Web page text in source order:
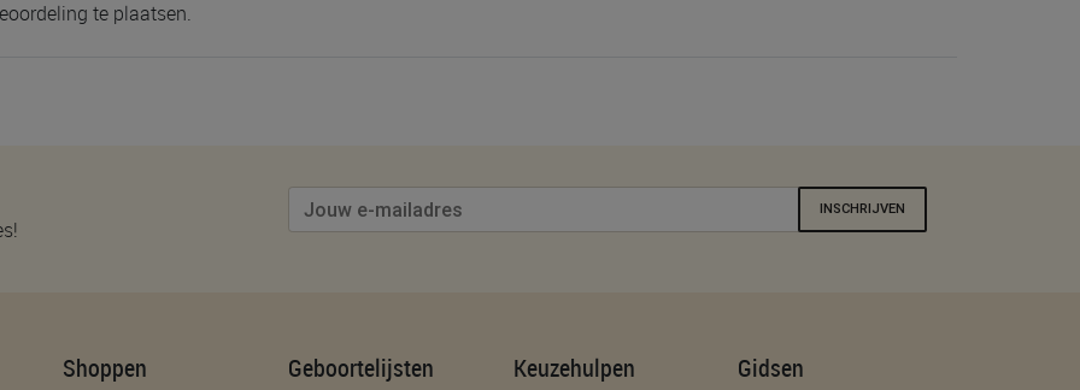
te plaatsen.
INSCHRIJVEN
Shoppen Geboortelijsten Keuzehulpen Gidsen